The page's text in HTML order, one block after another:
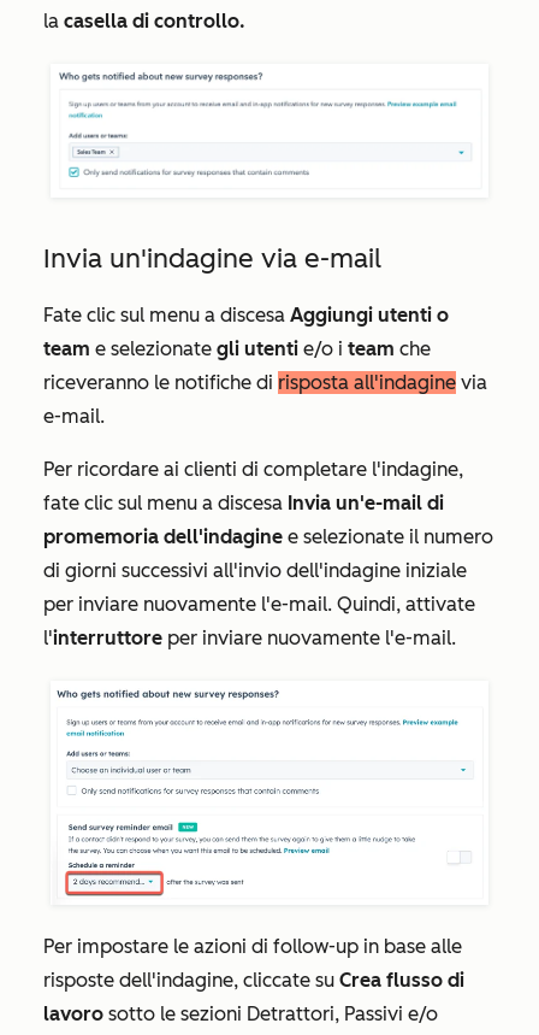
la casella di controllo.
Invia un'indagine via e-mail
Fate clic sul menu a discesa Aggiungi utenti o
team e selezionate gli utenti e/o i team che
riceveranno le notifiche di risposta all'indagine via
e-mail.
Per ricordare ai clienti di completare l'indagine,
fate clic sul menu a discesa Invia un'e-mail di
promemoria dell'indagine e selezionate il numero
di giorni successivi all'invio dell'indagine iniziale
per inviare nuovamente l'e-mail. Quindi, attivate
l'interruttore per inviare nuovamente l'e-mail.
Per impostare le azioni di follow-up in base alle
risposte dell'indagine, cliccate su Crea flusso di
lavoro sotto le sezioni Detrattori, Passivi e/o